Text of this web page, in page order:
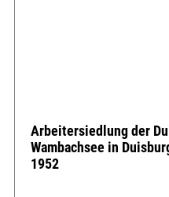
Arbeitersiedlung der
Wambachsee in
1952